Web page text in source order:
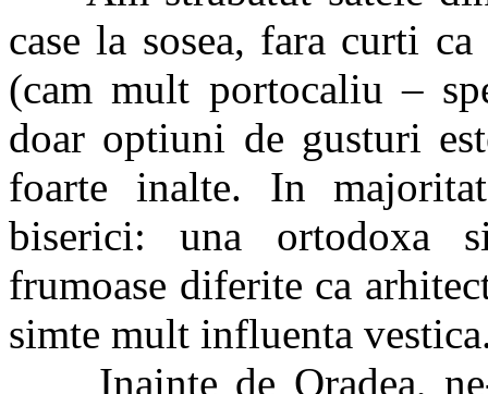
case la sosea, fara curti
(cam mult portocaliu –
doar optiuni de gusturi
foarte inalte. In
biserici: una ortodoxa
frumoase diferite ca
simte mult influenta
Inainte de Oradea,